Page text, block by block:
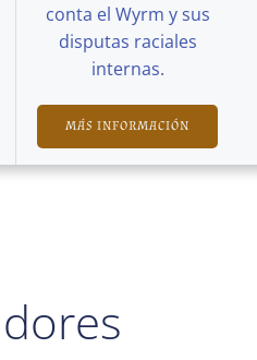
conta el Wyrm y sus
disputas raciales
internas.
MÁS INFORMACIÓN